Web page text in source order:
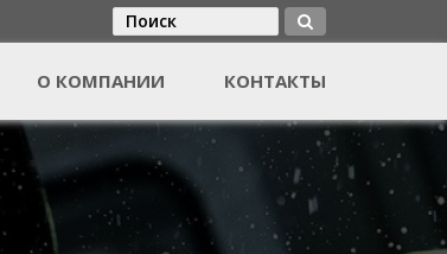
Форма поиска
О КОМПАНИИ КОНТАКТЫ